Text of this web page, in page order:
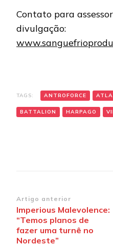
Contato para
divulgação:
TAGS: ANTROFORCE
BATTALION HARPAGO
Navegação
de
post
Artigo anterior
Imperious Malevolence:
“Temos planos de
fazer uma turnê no
Nordeste”